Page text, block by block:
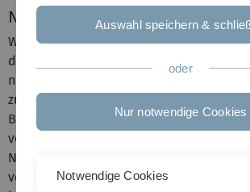
Nutzungsrechte einholen
Wenn das nicht der Fall ist, sollten Sie
die Bilder/Grafiken/Karten besorgen um
nutzen zu können oder aber auf frei
zurückgreifen (z.B. mit Creative-
Bilder, Grafiken und Karten sind nach den
verwendeten Regeln korrekt zu zitieren.
Nutzungsrechten sind die Lizenzhinweise
verpflichtend genau so anzubringen, wie
Auswahl speichern &
oder
Nur notwendige Cookies
Notwendige Cookies